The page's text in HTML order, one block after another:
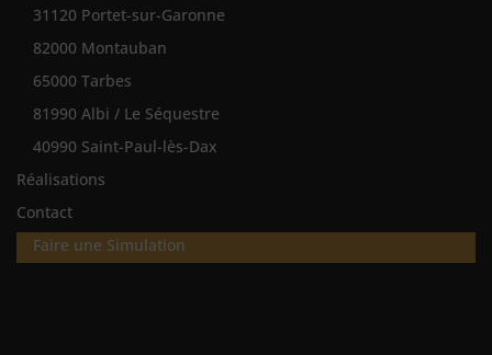
31120 Portet-sur-Garonne
82000 Montauban
65000 Tarbes
81990 Albi / Le Séquestre
40990 Saint-Paul-lès-Dax
Réalisations
Contact
Faire une Simulation